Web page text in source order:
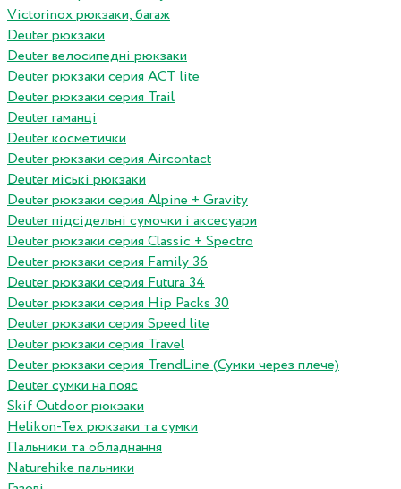
Victorinox рюкзаки, багаж
Deuter рюкзаки
Deuter велосипедні рюкзаки
Deuter рюкзаки серия ACT lite
Deuter рюкзаки серия Trail
Deuter гаманці
Deuter косметички
Deuter рюкзаки серия Aircontact
Deuter міські рюкзаки
Deuter рюкзаки серия Alpine + Gravity
Deuter підсідельні сумочки і аксесуари
Deuter рюкзаки серия Classic + Spectro
Deuter рюкзаки серия Family 36
Deuter рюкзаки серия Futura 34
Deuter рюкзаки серия Hip Packs 30
Deuter рюкзаки серия Speed lite
Deuter рюкзаки серия Travel
Deuter рюкзаки серия TrendLine (Сумки через плече)
Deuter сумки на пояс
Skif Outdoor рюкзаки
Helikon-Tex рюкзаки та сумки
Пальники та обладнання
Naturehike пальники